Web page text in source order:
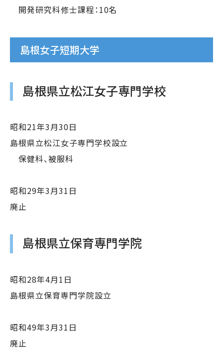
開発研究科修士課程：10名
島根女子短期大学
島根県立松江女子専門学校
昭和21年3月30日
島根県立松江女子専門学校設立
保健科、被服科
昭和29年3月31日
廃止
島根県立保育専門学院
昭和28年4月1日
島根県立保育専門学院設立
昭和49年3月31日
廃止